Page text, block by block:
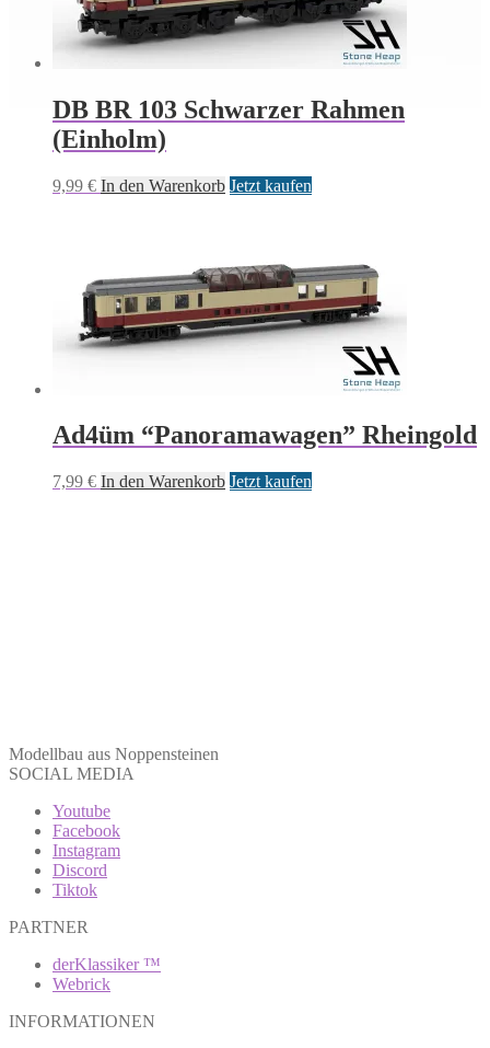
DB BR 103 Schwarzer Rahmen
(Einholm)
9,99 € In den Warenkorb Jetzt kaufen
Ad4üm “Panoramawagen” Rheingold
7,99 € In den Warenkorb Jetzt kaufen
Modellbau aus Noppensteinen
SOCIAL MEDIA
Youtube
Facebook
Instagram
Discord
Tiktok
PARTNER
derKlassiker ™
Webrick
INFORMATIONEN